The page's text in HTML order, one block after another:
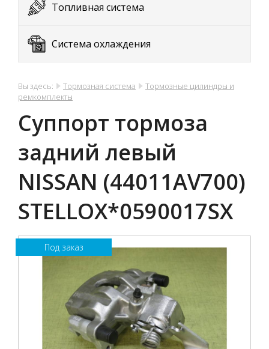
Топливная система
Система охлаждения
Вы здесь: Тормозная система
Тормозные цилиндры и
ремкомплекты
Суппорт тормоза
задний левый
NISSAN (44011AV700)
STELLOX*0590017SX
Под заказ